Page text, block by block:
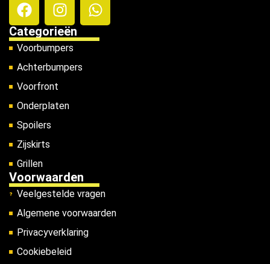
Categorieën
Voorbumpers
Achterbumpers
Voorfront
Onderplaten
Spoilers
Zijskirts
Grillen
Voorwaarden
Veelgestelde vragen
Algemene voorwaarden
Privacyverklaring
Cookiebeleid